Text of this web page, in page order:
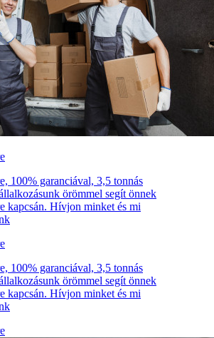
100% garanciával, 3,5 tonnás
örömmel segít önnek
kapcsán. Hívjon minket és mi
100% garanciával, 3,5 tonnás
örömmel segít önnek
kapcsán. Hívjon minket és mi